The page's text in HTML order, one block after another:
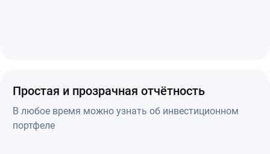
Простая и прозрачная отчётность
В любое время можно узнать об инвестиционном
портфеле